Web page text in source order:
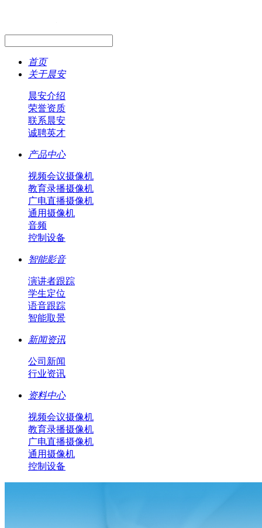
首页
关于晨安
晨安介绍
荣誉资质
联系晨安
诚聘英才
产品中心
视频会议摄像机
教育录播摄像机
广电直播摄像机
通用摄像机
音频
控制设备
智能影音
演讲者跟踪
学生定位
语音跟踪
智能取景
新闻资讯
公司新闻
行业资讯
资料中心
视频会议摄像机
教育录播摄像机
广电直播摄像机
通用摄像机
控制设备